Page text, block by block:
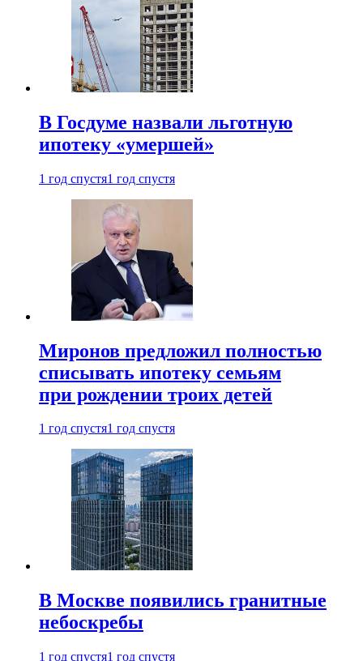
В Госдуме назвали льготную
ипотеку «умершей»
1 год спустя1 год спустя
Миронов предложил полностью
списывать ипотеку семьям
при рождении троих детей
1 год спустя1 год спустя
В Москве появились гранитные
небоскребы
1 год спустя1 год спустя